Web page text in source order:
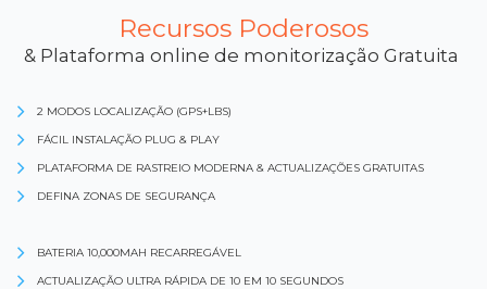
Recursos Poderosos
& Plataforma online de monitorização Gratuita
2 MODOS LOCALIZAÇÃO (GPS+LBS)
FÁCIL INSTALAÇÃO PLUG & PLAY
PLATAFORMA DE RASTREIO MODERNA & ACTUALIZAÇÕES GRATUITAS
DEFINA ZONAS DE SEGURANÇA
BATERIA 10,000MAH RECARREGÁVEL
ACTUALIZAÇÃO ULTRA RÁPIDA DE 10 EM 10 SEGUNDOS